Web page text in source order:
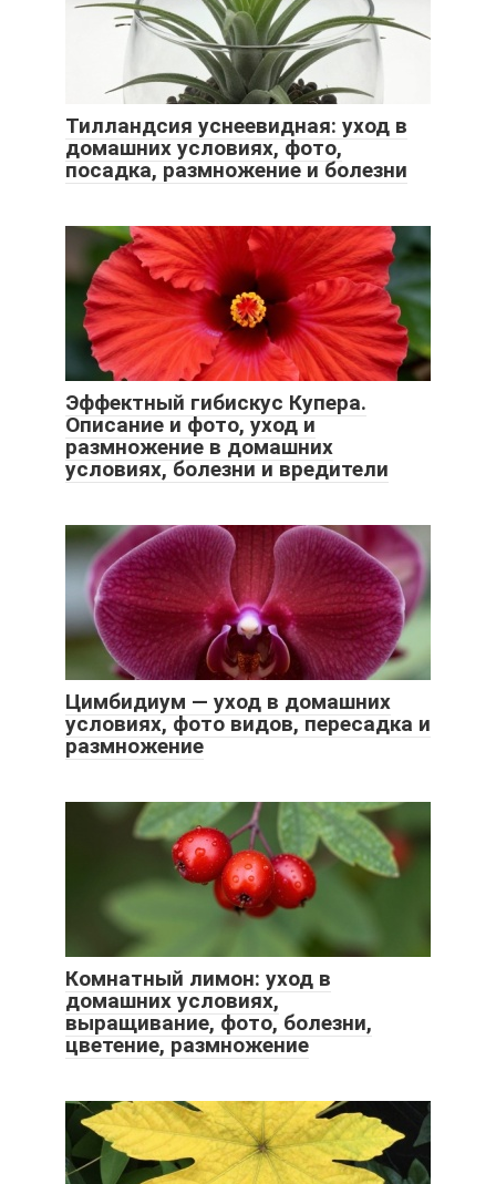
Тилландсия уснеевидная: уход в
домашних условиях, фото,
посадка, размножение и болезни
Эффектный гибискус Купера.
Описание и фото, уход и
размножение в домашних
условиях, болезни и вредители
Цимбидиум — уход в домашних
условиях, фото видов, пересадка и
размножение
Комнатный лимон: уход в
домашних условиях,
выращивание, фото, болезни,
цветение, размножение